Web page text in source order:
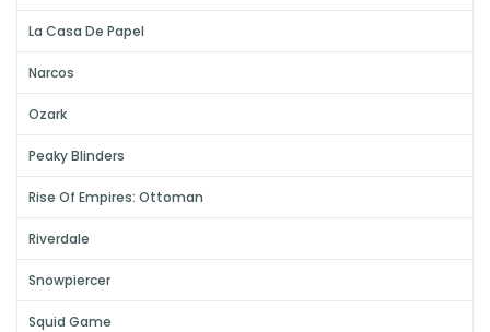
La Casa De Papel
Narcos
Ozark
Peaky Blinders
Rise Of Empires: Ottoman
Riverdale
Snowpiercer
Squid Game